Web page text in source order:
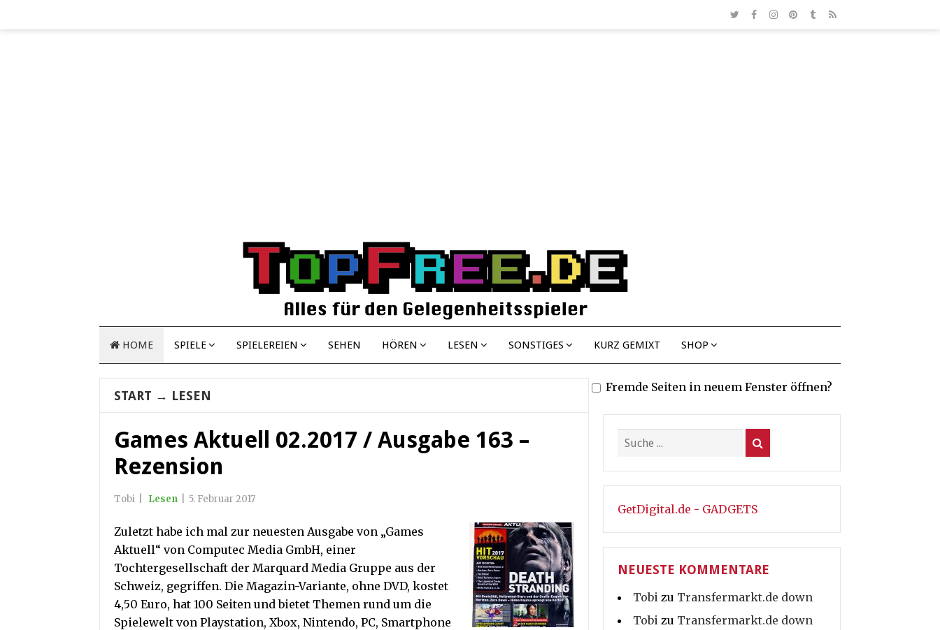
HOME SPIELE SPIELEREIEN SEHEN HÖREN LESEN SONSTIGES KURZ GEMIXT SHOP
START → LESEN
Games Aktuell 02.2017 / Ausgabe 163 –
Rezension
Tobi Lesen 5. Februar 2017
Zuletzt habe ich mal zur neuesten Ausgabe von „Games
Aktuell“ von Computec Media GmbH, einer
Tochtergesellschaft der Marquard Media Gruppe aus der
Schweiz, gegriffen. Die Magazin-Variante, ohne DVD, kostet
4,50 Euro, hat 100 Seiten und bietet Themen rund um die
Spielewelt von Playstation, Xbox, Nintendo, PC, Smartphone
Fremde Seiten in neuem Fenster öffnen?
GetDigital.de - GADGETS
NEUESTE KOMMENTARE
Tobi zu Transfermarkt.de down
Tobi zu Transfermarkt.de down